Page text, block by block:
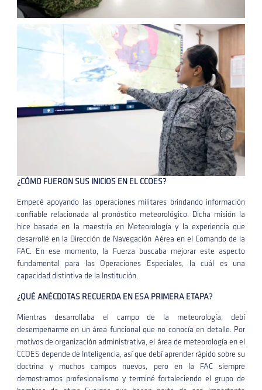
¿CÓMO FUERON SUS INICIOS EN EL CCOES?
Empecé apoyando las operaciones militares brindando información
confiable relacionada al pronóstico meteorológico. Dicha misión la
hice basada en la maestría en Meteorología y la experiencia que
desarrollé en la Dirección de Navegación Aérea en el Comando de la
FAC. En ese momento, la Fuerza buscaba mejorar este aspecto
fundamental para las Operaciones Especiales, la cuál es una
capacidad distintiva de la Institución.
¿QUÉ ANÉCDOTAS RECUERDA EN ESA PRIMERA ETAPA?
Mientras desarrollaba el campo de la meteorología, debí
desempeñarme en un área funcional que no conocía en detalle. Por
motivos de organización administrativa, el área de meteorología en el
CCOES depende de Inteligencia, así que debí aprender rápido sobre su
doctrina y muchos campos nuevos, pero en la FAC siempre
demostramos profesionalismo y terminé fortaleciendo el grupo de